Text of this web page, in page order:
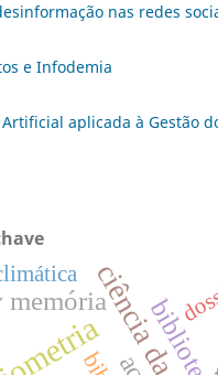
nas redes
e Infodemia
aplicada à Gestão
memória